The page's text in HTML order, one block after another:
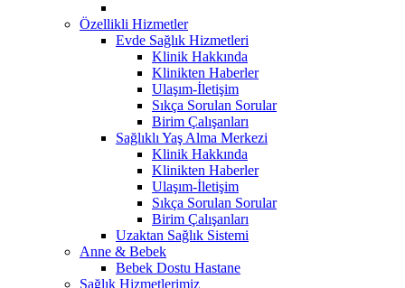
Özellikli Hizmetler
Evde Sağlık Hizmetleri
Klinik Hakkında
Klinikten Haberler
Ulaşım-İletişim
Sıkça Sorulan Sorular
Birim Çalışanları
Sağlıklı Yaş Alma Merkezi
Klinik Hakkında
Klinikten Haberler
Ulaşım-İletişim
Sıkça Sorulan Sorular
Birim Çalışanları
Uzaktan Sağlık Sistemi
Anne & Bebek
Bebek Dostu Hastane
Sağlık Hizmetlerimiz